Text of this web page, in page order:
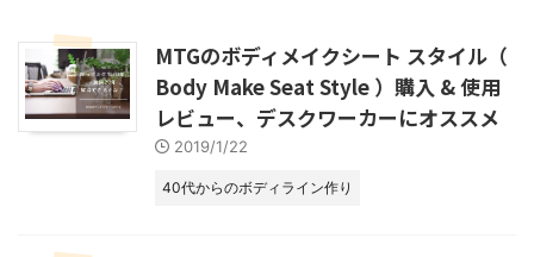
MTGのボディメイクシート スタイル（
Body Make Seat Style ）購入 & 使用
レビュー、デスクワーカーにオススメ
2019/1/22
40代からのボディライン作り